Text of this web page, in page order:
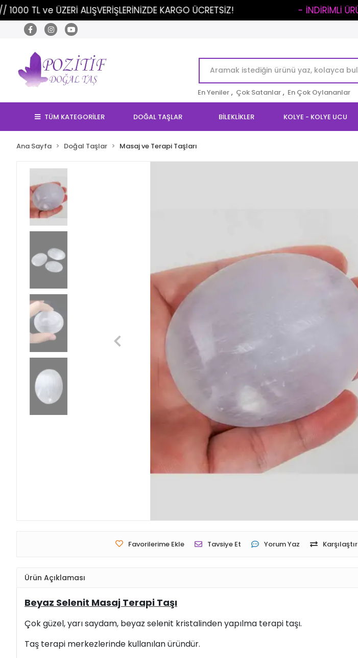
KARGO ÜCRETSİZ! .. - İNDİRİMLİ ÜRÜNLER İÇİN BURAYA TIKLA -
En Yeniler , Çok Satanlar , En Çok Oylananlar
TÜM KATEGORİLER DOĞAL TAŞLAR BİLEKLİKLER KOLYE - KOLYE UCU
Ana Sayfa Doğal Taşlar Masaj ve Terapi Taşları
Favorilerime Ekle Tavsiye Et Yorum Yaz Karşılaştır
Ürün Açıklaması
Beyaz Selenit Masaj Terapi Taşı
Çok güzel, yarı saydam, beyaz selenit kristalinden yapılma terapi taşı.
Taş terapi merkezlerinde kullanılan üründür.